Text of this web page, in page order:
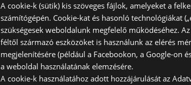
A cookie-k (sütik) kis szöveges fájlok, amelyeket a
számítógépén. Cookie-kat és hasonló technológiákat
szükségesek weboldalunk megfelelő működéséhez.
féltől származó eszközöket is használunk az elérés
megjelenítésére (például a Facebookon, a Google-on
a weboldal használatának elemzésére.
A cookie-k használatához adott hozzájárulását az